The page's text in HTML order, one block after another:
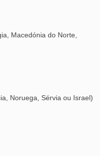
Macedónia do Norte,
Noruega, Sérvia ou Israel)